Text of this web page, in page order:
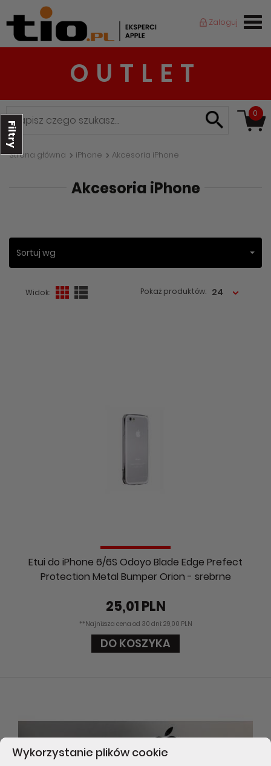
OUTLET
Zaloguj
0
Strona główna iPhone Akcesoria iPhone
Akcesoria iPhone
Sortuj wg
Widok: Pokaż produktów: 24
Filtry
Etui do iPhone 6/6S Odoyo Blade Edge Prefect
Protection Metal Bumper Orion - srebrne
25,01 PLN
**Najniższa cena od 30 dni: 29,00 PLN
DO KOSZYKA
Wykorzystanie plików cookie